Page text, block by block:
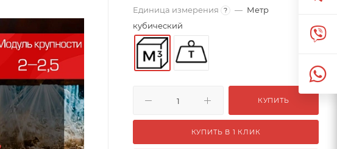
Единица измерения ? — Метр
кубический
КУПИТЬ
КУПИТЬ В 1 КЛИК